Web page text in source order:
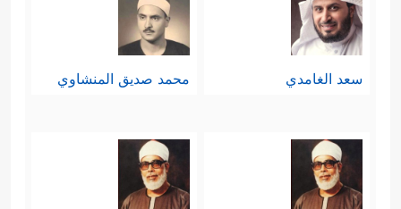
سعد الغامدي محمد صديق المنشاوي